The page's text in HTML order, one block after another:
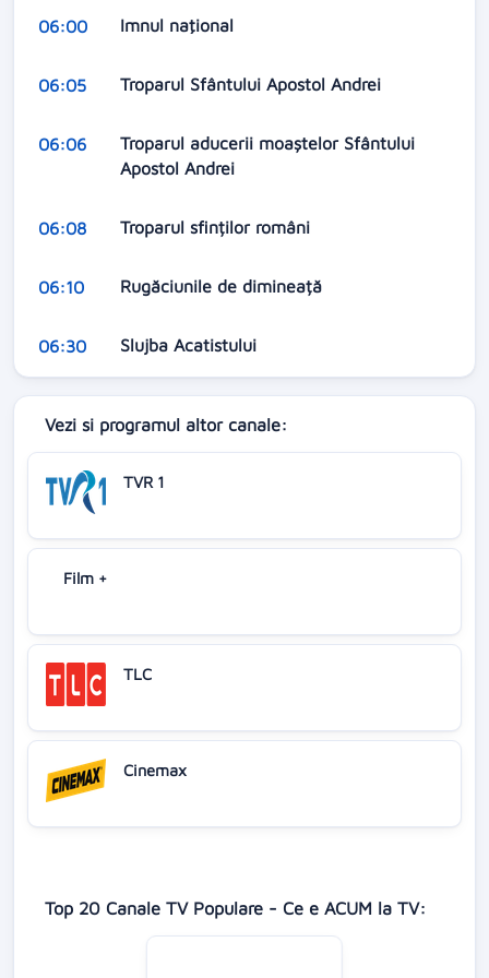
06:00 Imnul naţional
06:05 Troparul Sfântului Apostol Andrei
06:06
Troparul aducerii moaștelor Sfântului
Apostol Andrei
06:08 Troparul sfinților români
06:10 Rugăciunile de dimineață
06:30 Slujba Acatistului
Vezi si programul altor canale:
TVR 1
Film +
TLC
Cinemax
Top 20 Canale TV Populare - Ce e ACUM la TV: